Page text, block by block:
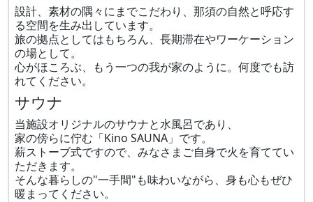
設計、素材の隅々にまでこだわり、那須の自然と呼応す
る空間を生み出しています。
旅の拠点としてはもちろん、長期滞在やワーケーション
の場として。
心がほころぶ、もう一つの我が家のように。何度でも訪
れてください。
サウナ
当施設オリジナルのサウナと水風呂であり、
家の傍らに佇む「Kino SAUNA」です。
薪ストーブ式ですので、みなさまご自身で火を育ててい
ただきます。
そんな暮らしの"一手間"も味わいながら、身も心もぜひ
暖まってください。